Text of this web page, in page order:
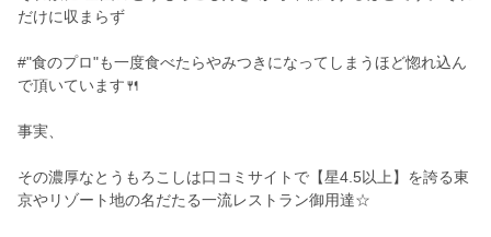
だけに収まらず
#"食のプロ"も一度食べたらやみつきになってしまうほど惚れ込ん
で頂いています🍴
事実、
その濃厚なとうもろこしは口コミサイトで【星4.5以上】を誇る東
京やリゾート地の名だたる一流レストラン御用達☆